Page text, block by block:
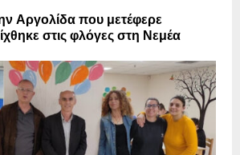
Αργολίδα που μετέφερε
στις φλόγες στη Νεμέα